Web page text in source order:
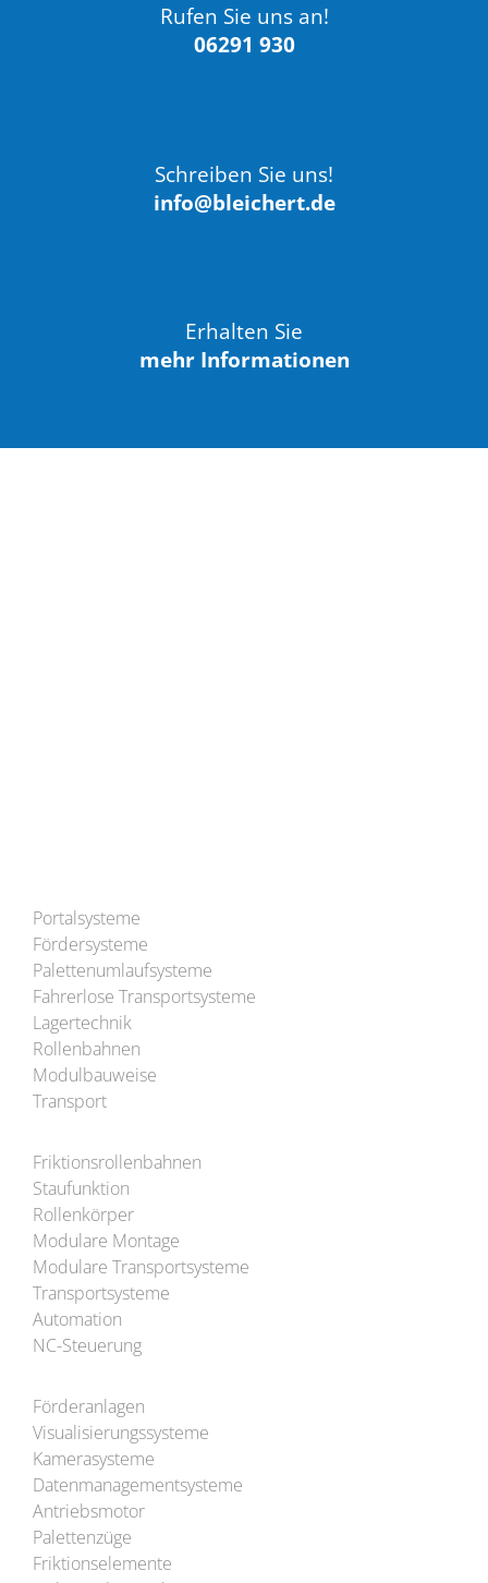
Rufen Sie uns an!
06291 930
Schreiben Sie uns!
info@bleichert.de
Erhalten Sie
mehr Informationen
Portalsysteme
Fördersysteme
Palettenumlaufsysteme
Fahrerlose Transportsysteme
Lagertechnik
Rollenbahnen
Modulbauweise
Transport
Friktionsrollenbahnen
Staufunktion
Rollenkörper
Modulare Montage
Modulare Transportsysteme
Transportsysteme
Automation
NC-Steuerung
Förderanlagen
Visualisierungssysteme
Kamerasysteme
Datenmanagement­systeme
Antriebsmotor
Palettenzüge
Friktionselemente